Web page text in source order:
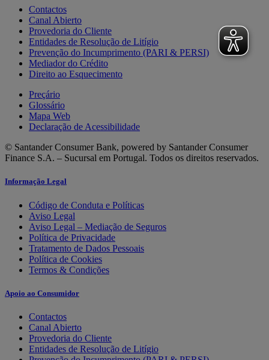
Contactos
Canal Abierto
Provedoria do Cliente
Entidades de Resolução de Litígio
Prevenção do Incumprimento (PARI & PERSI)
Mediador do Crédito
Direito ao Esquecimento
Preçário
Glossário
Mapa Web
Declaração de Acessibilidade
© Santander Consumer Bank, powered by Santander Consumer
Finance S.A. – Sucursal em Portugal. Todos os direitos reservados.
Informação Legal
Código de Conduta e Políticas
Aviso Legal
Aviso Legal – Mediação de Seguros
Política de Privacidade
Tratamento de Dados Pessoais
Política de Cookies
Termos & Condições
Apoio ao Consumidor
Contactos
Canal Abierto
Provedoria do Cliente
Entidades de Resolução de Litígio